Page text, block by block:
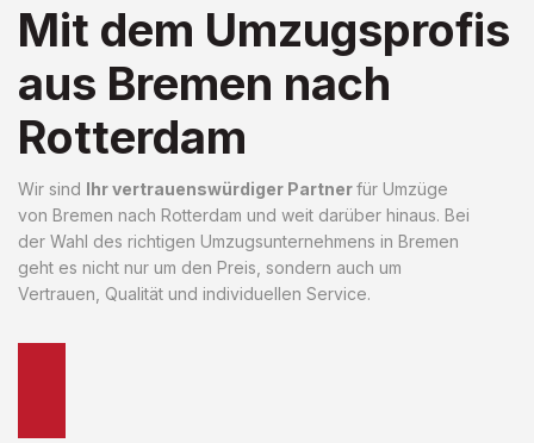
Mit dem Umzugsprofis
aus Bremen nach
Rotterdam
Wir sind Ihr vertrauenswürdiger Partnerfür Umzüge
von Bremen nach Rotterdam und weit darüber hinaus. Bei
der Wahl des richtigen Umzugsunternehmens in Bremen
geht es nicht nur um den Preis, sondern auch um
Vertrauen, Qualität und individuellen Service.